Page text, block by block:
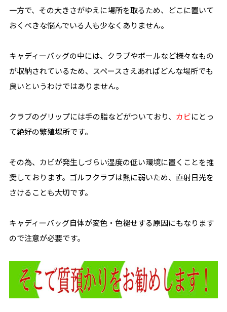
一方で、その大きさがゆえに場所を取るため、どこに置いて
おくべきな悩んでいる人も少なくありません。
キャディーバッグの中には、クラブやボールなど様々なもの
が収納されているため、スペースさえあればどんな場所でも
良いというわけではありません。
クラブのグリップには手の脂などがついており、 カビにとっ
て絶好の繁殖場所です。
その為、カビが発生しづらい湿度の低い環境に置くことを推
奨しております。ゴルフクラブは熱に弱いため、直射日光を
さけることも大切です。
キャディーバッグ自体が変色・色褪せする原因にもなります
ので注意が必要です。